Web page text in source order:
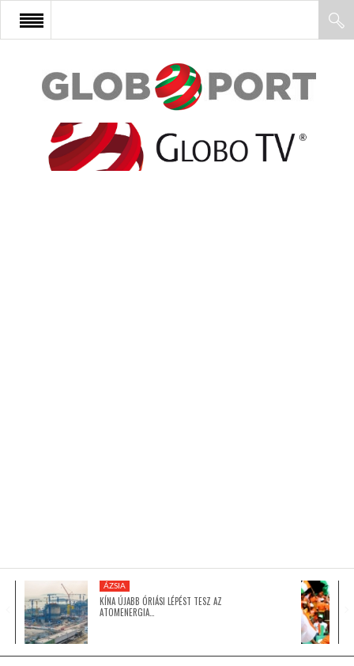
FŐOLDAL
AFRIKA
GLOBOTV BP
ÁZSIA
KÍNA ÚJABB ÓRIÁSI LÉPÉST TESZ AZ
ATOMENERGIA…